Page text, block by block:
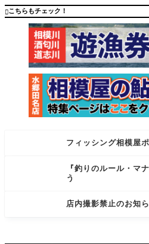
こちらもチェック！
フィッシング相模屋
『釣りのルール・マ
う
店内撮影禁止のお知
せて頂き
ます！